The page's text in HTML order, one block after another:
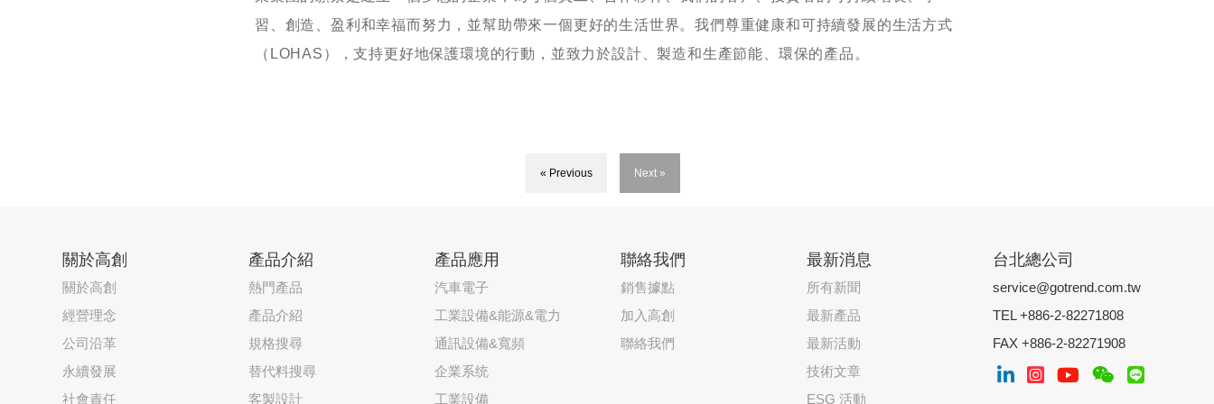
習、創造、盈利和幸福而努力，並幫助帶來一個更好的生活世界。我們尊重健康和可持續發展的生活方式
（LOHAS），支持更好地保護環境的行動，並致力於設計、製造和生產節能、環保的產品。
« Previous Next »
關於高創
關於高創
經營理念
公司沿革
永續發展
社會責任
產品介紹
熱門產品
產品介紹
規格搜尋
替代料搜尋
客製設計
產品應用
汽車電子
工業設備&能源&電力
通訊設備&寬頻
企業系统
工業設備
聯絡我們
銷售據點
加入高創
聯絡我們
最新消息
所有新聞
最新產品
最新活動
技術文章
ESG 活動
台北總公司
service@gotrend.com.tw
TEL +886-2-82271808
FAX +886-2-82271908